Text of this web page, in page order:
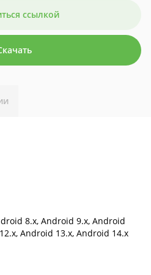
ссылкой
8.x, Android 9.x, Android
Android 13.x, Android 14.x